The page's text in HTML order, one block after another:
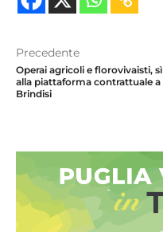
Precedente
Operai agricoli e florovivaisti, sì
alla piattaforma contrattuale a
Brindisi